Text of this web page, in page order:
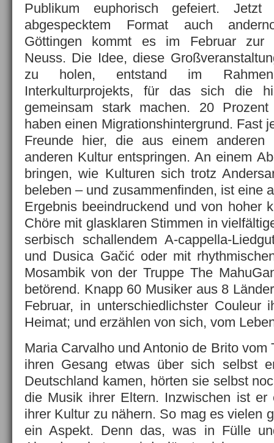
Publikum euphorisch gefeiert.
abgespecktem Format auch
Göttingen kommt es im Februar zur
Neuss. Die Idee, diese
zu holen, entstand im
Interkulturprojekts, für das sich die
gemeinsam stark machen. 20
haben einen Migrationshintergrund. Fast
Freunde hier, die aus einem anderen
anderen Kultur entspringen. An einem
bringen, wie Kulturen sich trotz
beleben – und zusammenfinden, ist eine
Ergebnis beeindruckend und von hoher
Chöre mit glasklaren Stimmen in
serbisch schallendem A-cappella-
und Dusica Gačić oder mit
Mosambik von der Truppe The
betörend. Knapp 60 Musiker aus 8
Februar, in unterschiedlichster Couleur
Heimat; und erzählen von sich, vom
Maria Carvalho und Antonio de Brito vom
ihren Gesang etwas über sich selbst
Deutschland kamen, hörten sie selbst
die Musik ihrer Eltern. Inzwischen ist er
ihrer Kultur zu nähern. So mag es vielen
ein Aspekt. Denn das, was in Fülle